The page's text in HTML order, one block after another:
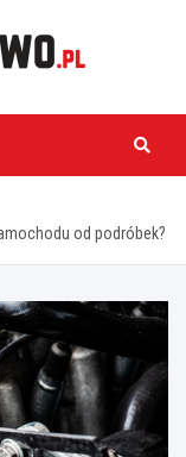
od podróbek?